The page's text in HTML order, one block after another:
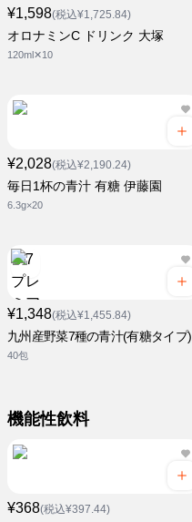
¥1,598(税込¥1,725.84)
オロナミンC ドリンク 大塚
120ml✕10
¥2,028(税込¥2,190.24)
毎日1杯の青汁 有糖 伊藤園
6.3g×20
¥1,348(税込¥1,455.84)
九州産野菜7種の青汁(有糖タイプ)
40包
機能性飲料
¥368(税込¥397.44)